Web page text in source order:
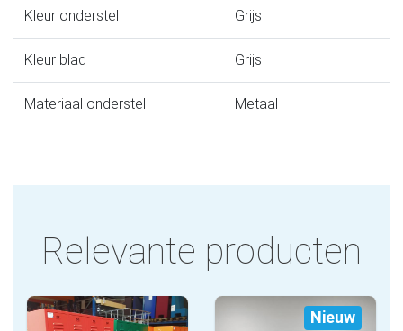
Kleur onderstel Grijs
Kleur blad Grijs
Materiaal onderstel Metaal
Relevante producten
Nieuw